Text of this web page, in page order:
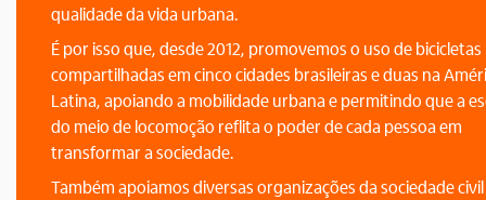
qualidade da vida urbana.
É por isso que, desde 2012, promovemos o uso de bicicletas
compartilhadas em cinco cidades brasileiras e duas na
Latina, apoiando a mobilidade urbana e permitindo que a
do meio de locomoção reflita o poder de cada pessoa em
transformar a sociedade.
Também apoiamos diversas organizações da sociedade